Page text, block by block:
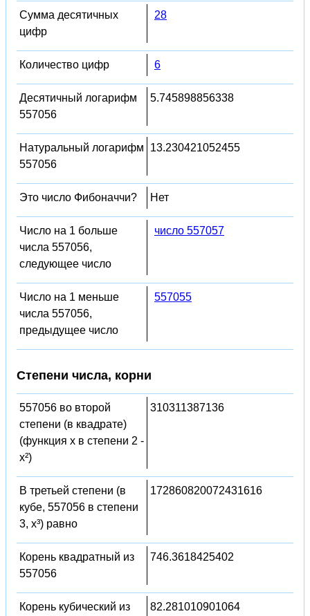
Сумма десятичных
цифр
28
Количество цифр 6
Десятичный логарифм
557056
5.745898856338
Натуральный логарифм
557056
13.230421052455
Это число Фибоначчи? Нет
Число на 1 больше
числа 557056,
следующее число
число 557057
Число на 1 меньше
числа 557056,
предыдущее число
557055
Степени числа, корни
557056 во второй
степени (в квадрате)
(функция x в степени 2 -
x²)
310311387136
В третьей степени (в
кубе, 557056 в степени
3, x³) равно
172860820072431616
Корень квадратный из
557056
746.3618425402
Корень кубический из
82.281010901064